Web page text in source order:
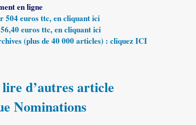
en ligne
504 euros ttc, en cliquant ici
euros ttc, en cliquant ici
(plus de 40 000 articles) : cliquez ICI
d’autres article
Nominations